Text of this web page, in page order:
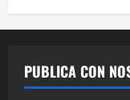
PUBLICA CON